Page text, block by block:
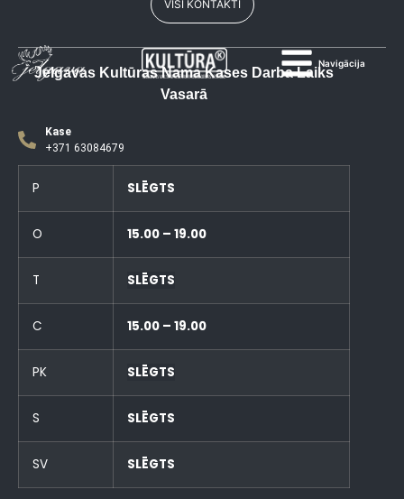
Navigācija
VISI KONTAKTI
Jelgavas Kultūras Nama Kases Darba Laiks
Vasarā
Kase
+371 63084679
P SLĒGTS
O 15.00 – 19.00
T SLĒGTS
C 15.00 – 19.00
PK SLĒGTS
S SLĒGTS
SV SLĒGTS